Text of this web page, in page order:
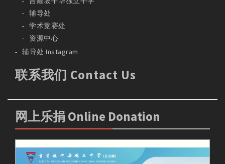
辅导处
学术竞赛处
资源中心
辅导处 Instagram
联系我们 Contact Us
网上乐捐 Online Donation